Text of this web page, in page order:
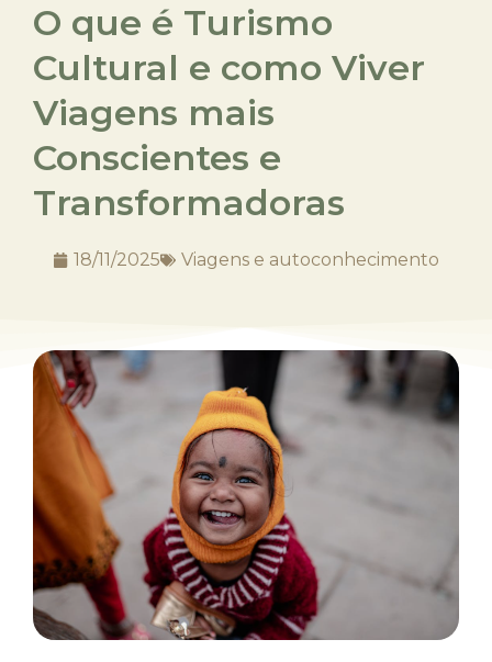
O que é Turismo
Cultural e como Viver
Viagens mais
Conscientes e
Transformadoras
18/11/2025 Viagens e autoconhecimento